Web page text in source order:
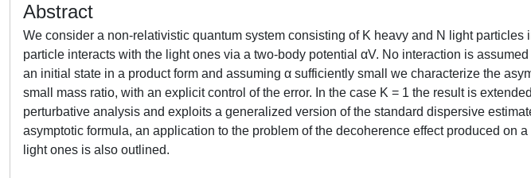
Abstract
We consider a non-relativistic quantum system consisting of K heavy and N light
particle interacts with the light ones via a two-body potential αV. No interaction is
an initial state in a product form and assuming α sufficiently small we characterize the
small mass ratio, with an explicit control of the error. In the case K = 1 the result is
perturbative analysis and exploits a generalized version of the standard dispersive
asymptotic formula, an application to the problem of the decoherence effect produced on
light ones is also outlined.